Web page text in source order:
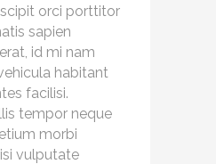
orci porttitor
sapien
id mi nam
habitant
facilisi.
tempor neque
morbi
vulputate